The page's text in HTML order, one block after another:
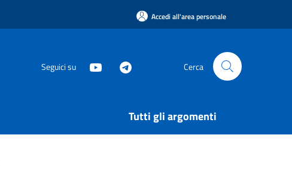
Accedi all'area personale
Seguici su Cerca
Tutti gli argomenti